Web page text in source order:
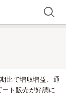
比で増収増益、通
ト販売が好調に